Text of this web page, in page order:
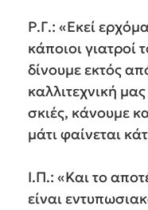
Ρ.Γ.: «Εκεί
κάποιοι γιατροί
δίνουμε εκτός
καλλιτεχνική
σκιές, κάνουμε
μάτι φαίνεται
Ι.Π.: «Και το
είναι